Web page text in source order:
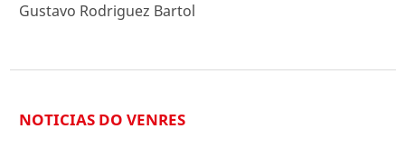
Gustavo Rodriguez Bartol
NOTICIAS DO VENRES